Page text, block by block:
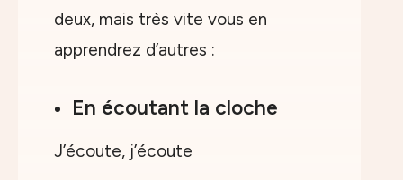
deux, mais très vite vous en
apprendrez d’autres :
En écoutant la cloche
J’écoute, j’écoute